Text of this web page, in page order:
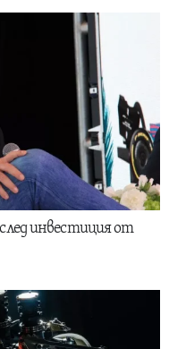
инвестиция от